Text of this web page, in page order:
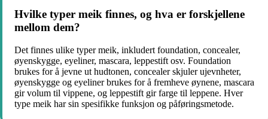
Hvilke typer meik finnes, og hva er forskjellene
mellom dem?
Det finnes ulike typer meik, inkludert foundation, concealer,
øyenskygge, eyeliner, mascara, leppestift osv. Foundation
brukes for å jevne ut hudtonen, concealer skjuler ujevnheter,
øyenskygge og eyeliner brukes for å fremheve øynene, mascara
gir volum til vippene, og leppestift gir farge til leppene. Hver
type meik har sin spesifikke funksjon og påføringsmetode.